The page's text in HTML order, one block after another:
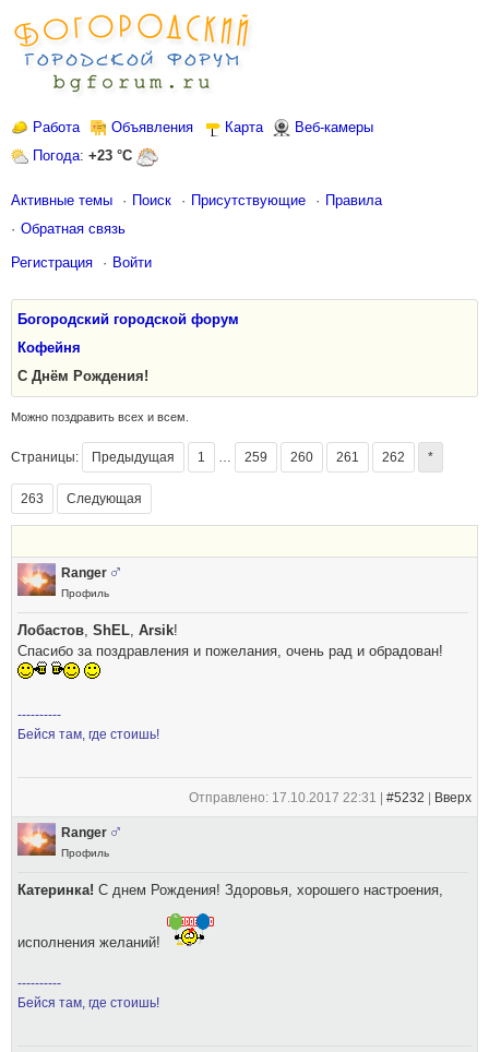
Работа Объявления Карта
Веб-камеры
Погода: +23 °C
Активные темы Поиск Присутствующие
Правила
Обратная связь
Регистрация Войти
Богородский городской форум
Кофейня
С Днём Рождения!
Можно поздравить всех и всем.
Страницы: Предыдущая 1 … 259 260 261 262 *
263 Следующая
Ranger
Профиль
Лобастов, ShEL, Arsik!
Спасибо за поздравления и пожелания, очень рад и обрадован!
----------
Бейся там, где стоишь!
Отправлено: 17.10.2017 22:31 | #5232 Вверх
Ranger
Профиль
Катеринка! С днем Рождения! Здоровья, хорошего настроения,
исполнения желаний!
----------
Бейся там, где стоишь!